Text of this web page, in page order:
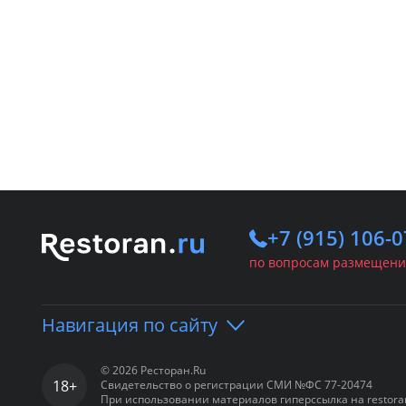
+7 (915) 106-
по вопросам
Навигация по сайту
Портал Рестораны
18+
© 2026 Ресторан.Ru
Свидетельство о регистрации СМИ №ФС 77-20474
При использовании материалов гиперссылка на